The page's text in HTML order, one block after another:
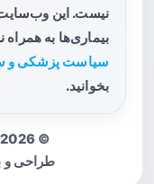
نیست. این
بیماری‌ها به
سیاست پزشکی و
بخوانید.
© 2026 کلیه حقوق محفوظ است.
طراحی و